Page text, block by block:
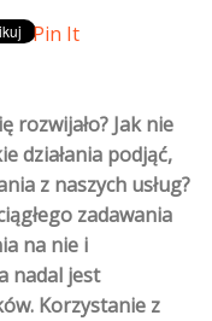
Pin It
rozwijało? Jak nie
działania podjąć,
z naszych usług?
zadawania
na nie i
nadal jest
Korzystanie z